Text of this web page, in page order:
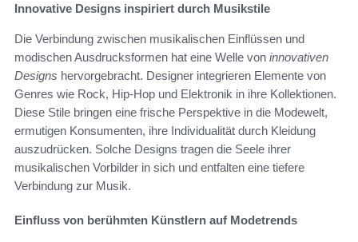
Innovative Designs inspiriert durch Musikstile
Die Verbindung zwischen musikalischen Einflüssen und
modischen Ausdrucksformen hat eine Welle von innovativen
Designs hervorgebracht. Designer integrieren Elemente von
Genres wie Rock, Hip-Hop und Elektronik in ihre Kollektionen.
Diese Stile bringen eine frische Perspektive in die Modewelt,
ermutigen Konsumenten, ihre Individualität durch Kleidung
auszudrücken. Solche Designs tragen die Seele ihrer
musikalischen Vorbilder in sich und entfalten eine tiefere
Verbindung zur Musik.
Einfluss von berühmten Künstlern auf Modetrends